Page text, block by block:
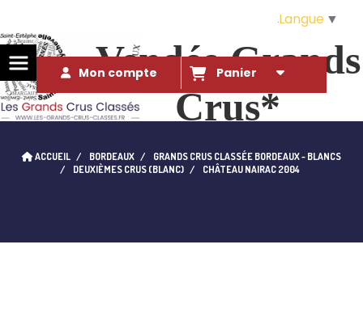
Vendée Grands
Crus*
qui l'eût cru...
Mon compte Panier
ACCUEIL BORDEAUX
GRANDS CRUS CLASSÉE BORDEAUX - BLANCS
DEUXIÈMES CRUS (BLANC)
CHÂTEAU NAIRAC 2004
Langue ▼